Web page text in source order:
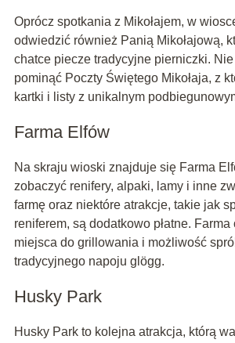
Oprócz spotkania z Mikołajem, w
odwiedzić również Panią Mikołajową,
chatce piecze tradycyjne pierniczki.
pominąć Poczty Świętego Mikołaja, z
kartki i listy z unikalnym
Farma Elfów
Na skraju wioski znajduje się Farma
zobaczyć renifery, alpaki, lamy i inne
farmę oraz niektóre atrakcje, takie jak
reniferem, są dodatkowo płatne.
miejsca do grillowania i możliwość
tradycyjnego napoju glögg.
Husky Park
Husky Park to kolejna atrakcja, którą